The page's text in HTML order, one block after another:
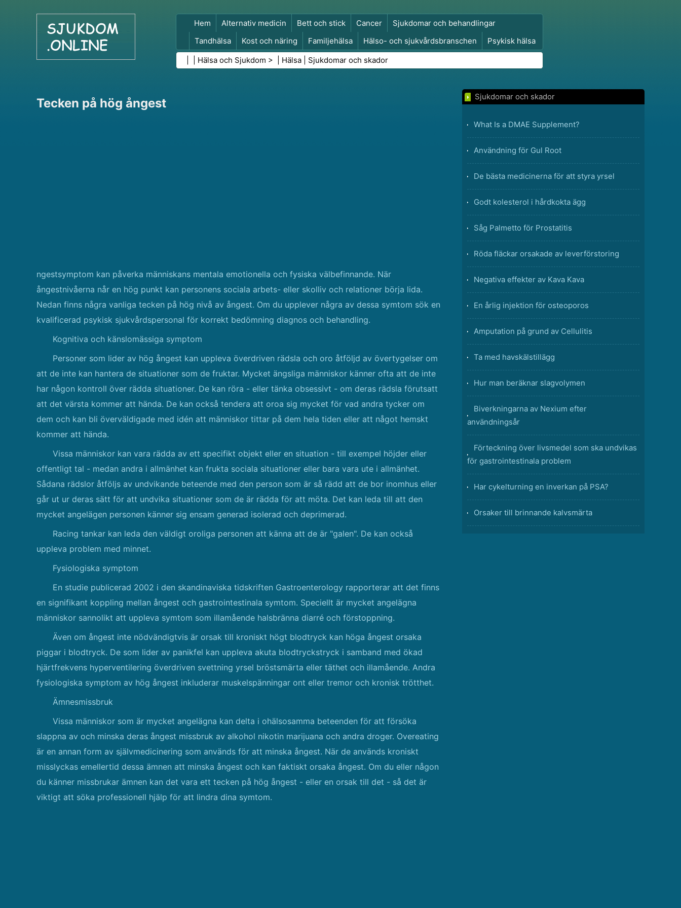
Hem Alternativ medicin Bett och stick Cancer
Sjukdomar och behandlingar
Tandhälsa
Kost och näring Familjehälsa Hälso- och sjukvårdsbranschen
Psykisk hälsa
Folkhälsa och säkerhet
Kirurgi och ingrepp Hälsa
Hälsa och Sjukdom > | Hälsa Sjukdomar och skador
Tecken på hög ångest
ngestsymptom kan påverka människans mentala emotionella och fysiska välbefinnande. När
ångestnivåerna når en hög punkt kan personens sociala arbets- eller skolliv och relationer börja lida.
Nedan finns några vanliga tecken på hög nivå av ångest. Om du upplever några av dessa symtom sök en
kvalificerad psykisk sjukvårdspersonal för korrekt bedömning diagnos och behandling.
Kognitiva och känslomässiga symptom
Personer som lider av hög ångest kan uppleva överdriven rädsla och oro åtföljd av övertygelser om
att de inte kan hantera de situationer som de fruktar. Mycket ängsliga människor känner ofta att de inte
har någon kontroll över rädda situationer. De kan röra - eller tänka obsessivt - om deras rädsla förutsatt
att det värsta kommer att hända. De kan också tendera att oroa sig mycket för vad andra tycker om
dem och kan bli överväldigade med idén att människor tittar på dem hela tiden eller att något hemskt
kommer att hända.
Vissa människor kan vara rädda av ett specifikt objekt eller en situation - till exempel höjder eller
offentligt tal - medan andra i allmänhet kan frukta sociala situationer eller bara vara ute i allmänhet.
Sådana rädslor åtföljs av undvikande beteende med den person som är så rädd att de bor inomhus eller
går ut ur deras sätt för att undvika situationer som de är rädda för att möta. Det kan leda till att den
mycket angelägen personen känner sig ensam generad isolerad och deprimerad.
Racing tankar kan leda den väldigt oroliga personen att känna att de är "galen". De kan också
uppleva problem med minnet.
Fysiologiska symptom
En studie publicerad 2002 i den skandinaviska tidskriften Gastroenterology rapporterar att det finns
en signifikant koppling mellan ångest och gastrointestinala symtom. Speciellt är mycket angelägna
människor sannolikt att uppleva symtom som illamående halsbränna diarré och förstoppning.
Även om ångest inte nödvändigtvis är orsak till kroniskt högt blodtryck kan höga ångest orsaka
piggar i blodtryck. De som lider av panikfel kan uppleva akuta blodtryckstryck i samband med ökad
hjärtfrekvens hyperventilering överdriven svettning yrsel bröstsmärta eller täthet och illamående. Andra
fysiologiska symptom av hög ångest inkluderar muskelspänningar ont eller tremor och kronisk trötthet.
Ämnesmissbruk
Vissa människor som är mycket angelägna kan delta i ohälsosamma beteenden för att försöka
slappna av och minska deras ångest missbruk av alkohol nikotin marijuana och andra droger. Overeating
är en annan form av självmedicinering som används för att minska ångest. När de används kroniskt
misslyckas emellertid dessa ämnen att minska ångest och kan faktiskt orsaka ångest. Om du eller någon
du känner missbrukar ämnen kan det vara ett tecken på hög ångest - eller en orsak till det - så det är
viktigt att söka professionell hjälp för att lindra dina symtom.
Sjukdomar och skador
What Is a DMAE Supplement?
Användning för Gul Root
De bästa medicinerna för att styra yrsel
Godt kolesterol i hårdkokta ägg
Såg Palmetto för Prostatitis
Röda fläckar orsakade av leverförstoring
Negativa effekter av Kava Kava
En årlig injektion för osteoporos
Amputation på grund av Cellulitis
Ta med havskälstillägg
Hur man beräknar slagvolymen
Biverkningarna av Nexium efter
användningsår
Förteckning över livsmedel som ska undvikas
för gastrointestinala problem
Har cykelturning en inverkan på PSA?
Orsaker till brinnande kalvsmärta